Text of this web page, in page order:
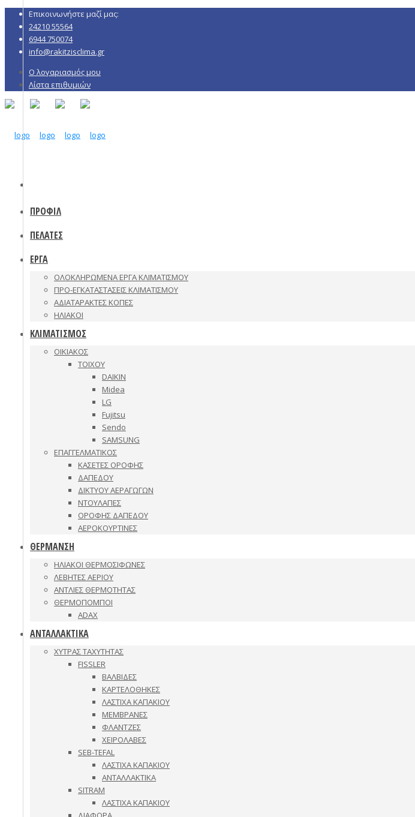
Επικοινωνήστε μαζί μας:
24210 55564
6944 750074
info@rakitzisclima.gr
Ο λογαριασμός μου
Λίστα επιθυμιών
ΠΡΟΦΙΛ
ΠΕΛΑΤΕΣ
ΕΡΓΑ
ΟΛΟΚΛΗΡΩΜΕΝΑ ΕΡΓΑ ΚΛΙΜΑΤΙΣΜΟΥ
ΠΡΟ-ΕΓΚΑΤΑΣΤΑΣΕΙΣ ΚΛΙΜΑΤΙΣΜΟΥ
ΑΔΙΑΤΑΡΑΚΤΕΣ ΚΟΠΕΣ
ΗΛΙΑΚΟΙ
ΚΛΙΜΑΤΙΣΜΟΣ
ΟΙΚΙΑΚΟΣ
ΤΟΙΧΟΥ
DAIKIN
Midea
LG
Fujitsu
Sendo
SAMSUNG
ΕΠΑΓΓΕΛΜΑΤΙΚΟΣ
ΚΑΣΕΤΕΣ ΟΡΟΦΗΣ
ΔΑΠΕΔΟΥ
ΔΙΚΤΥΟΥ ΑΕΡΑΓΩΓΩΝ
ΝΤΟΥΛΑΠΕΣ
ΟΡΟΦΗΣ ΔΑΠΕΔΟΥ
ΑΕΡΟΚΟΥΡΤΙΝΕΣ
ΘΕΡΜΑΝΣΗ
ΗΛΙΑΚΟΙ ΘΕΡΜΟΣΙΦΩΝΕΣ
ΛΕΒΗΤΕΣ ΑΕΡΙΟΥ
ΑΝΤΛΙΕΣ ΘΕΡΜΟΤΗΤΑΣ
ΘΕΡΜΟΠΟΜΠΟΙ
ADAX
ΑΝΤΑΛΛΑΚΤΙΚΑ
ΧΥΤΡΑΣ ΤΑΧΥΤΗΤΑΣ
FISSLER
ΒΑΛΒΙΔΕΣ
ΚΑΡΤΕΛΟΘΗΚΕΣ
ΛΑΣΤΙΧΑ ΚΑΠΑΚΙΟΥ
ΜΕΜΒΡΑΝΕΣ
ΦΛΑΝΤΖΕΣ
ΧΕΙΡΟΛΑΒΕΣ
SEB-TEFAL
ΛΑΣΤΙΧΑ ΚΑΠΑΚΙΟΥ
ΑΝΤΑΛΛΑΚΤΙΚΑ
SITRAM
ΛΑΣΤΙΧΑ ΚΑΠΑΚΙΟΥ